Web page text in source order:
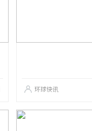
环球快讯